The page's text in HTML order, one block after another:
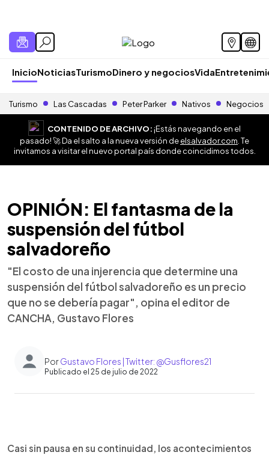
InicioNoticiasTurismoDinero y negociosVida
Turismo Las Cascadas Peter Parker Nativos Negocios
CONTENIDO DE ARCHIVO:¡Estás navegando en el
pasado! 🚀 Da el salto a la nueva versión deelsalvador.com . Te
invitamos a visitar el nuevo portal país donde coincidimos todos.
OPINIÓN: El fantasma de la
suspensión del fútbol
salvadoreño
"El costo de una injerencia que determine una
suspensión del fútbol salvadoreño es un precio
que no se debería pagar", opina el editor de
CANCHA, Gustavo Flores
PorGustavo Flores | Twitter: @Gusflores21
Publicado el 25 de julio de 2022
► Escuchar artículo
Casi sin pausa en su continuidad, los acontecimientos